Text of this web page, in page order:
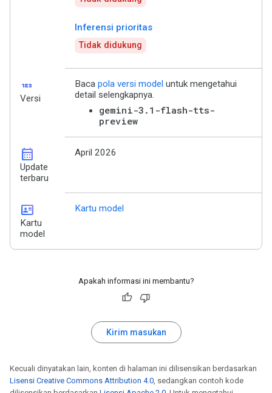
Inferensi prioritas
Tidak didukung
123
Versi
Baca pola versi model untuk mengetahui
detail selengkapnya.
gemini-3.1-flash-tts-
preview
calendar_month
Update
terbaru
April 2026
id_card
Kartu
model
Kartu model
Apakah informasi ini membantu?
Kirim masukan
Kecuali dinyatakan lain, konten di halaman ini dilisensikan berdasarkan
Lisensi Creative Commons Attribution 4.0, sedangkan contoh kode